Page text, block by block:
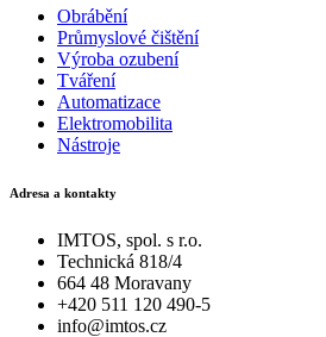
Obrábění
Průmyslové čištění
Výroba ozubení
Tváření
Automatizace
Elektromobilita
Nástroje
Adresa a kontakty
IMTOS, spol. s r.o.
Technická 818/4
664 48 Moravany
+420 511 120 490-5
info@imtos.cz